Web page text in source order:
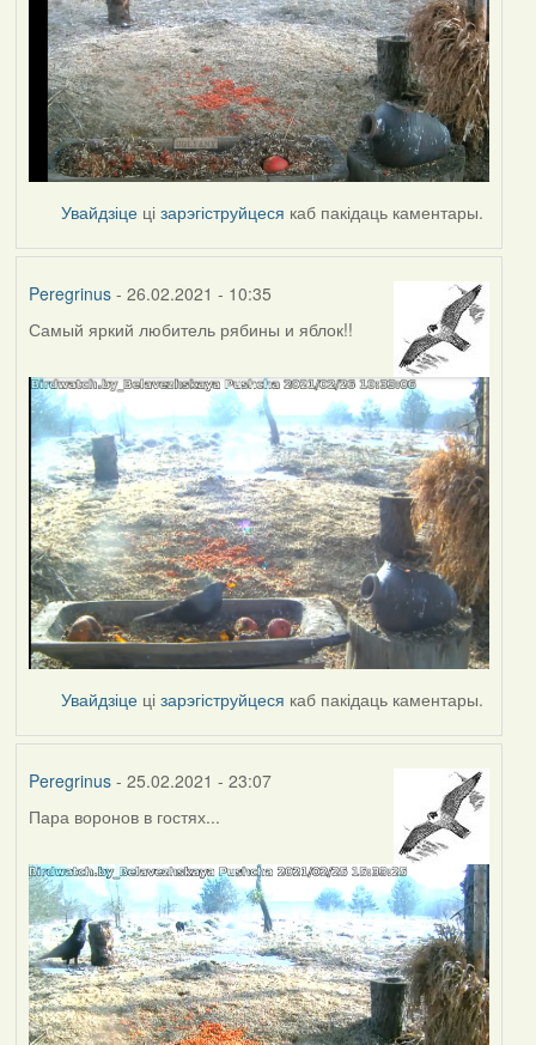
Увайдзіце цізарэгіструйцеся каб пакідаць каментары.
Peregrinus- 26.02.2021 - 10:35
Самый яркий любитель рябины и яблок!!
Увайдзіце цізарэгіструйцеся каб пакідаць каментары.
Peregrinus- 25.02.2021 - 23:07
Пара воронов в гостях...